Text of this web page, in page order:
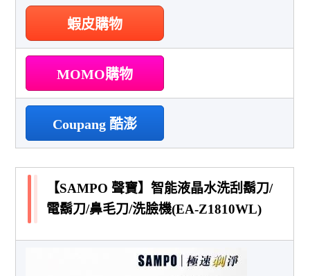
蝦皮購物
MOMO購物
Coupang 酷澎
【SAMPO 聲寶】智能液晶水洗刮鬍刀/
電鬍刀/鼻毛刀/洗臉機(EA-Z1810WL)